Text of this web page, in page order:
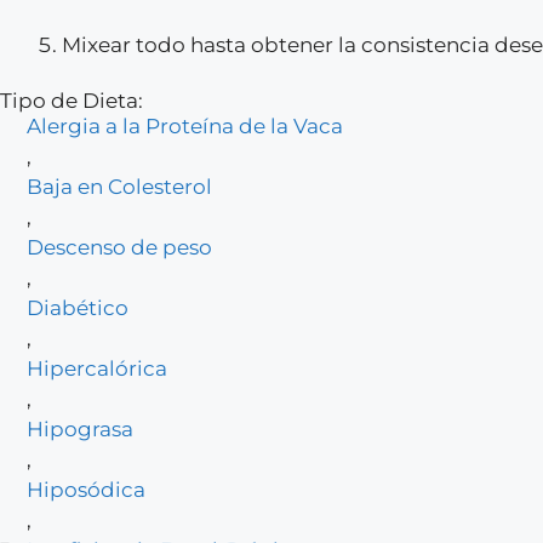
Mixear todo hasta obtener la consistencia
Tipo de Dieta:
Alergia a la Proteína de la Vaca
,
Baja en Colesterol
,
Descenso de peso
,
Diabético
,
Hipercalórica
,
Hipograsa
,
Hiposódica
,